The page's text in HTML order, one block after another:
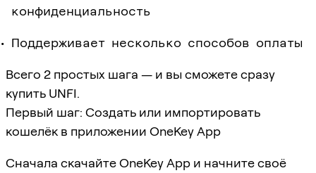
конфиденциальность
Поддерживает несколько способов оплаты
Всего 2 простых шага — и вы сможете сразу
купить UNFI.
Первый шаг: Создать или импортировать
кошелёк в приложении OneKey App
Сначала скачайте OneKey App и начните своё